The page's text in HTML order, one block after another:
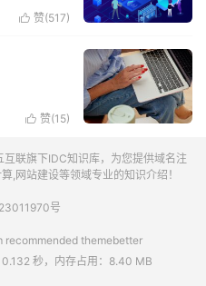
 赞(517)
 赞(15)
互联旗下IDC知识库，为您提供域名注
,网站建设等领域专业的知识介绍！
号
recommended themebetter
秒，内存占用：8.40 MB